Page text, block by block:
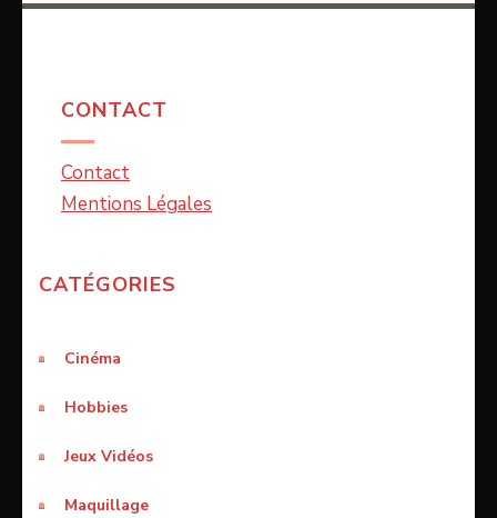
CONTACT
Contact
Mentions Légales
CATÉGORIES
Cinéma
Hobbies
Jeux Vidéos
Maquillage